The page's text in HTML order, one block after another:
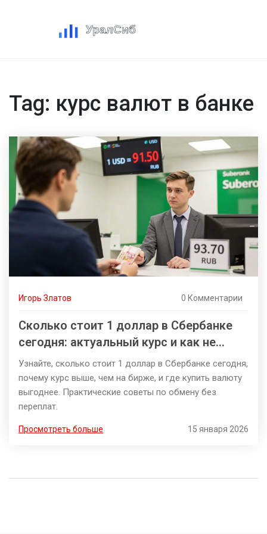
Tag: курс валют в банке
Игорь Златов 0 Комментарии
Сколько стоит 1 доллар в Сбербанке
сегодня: актуальный курс и как не
переплатить
Узнайте, сколько стоит 1 доллар в Сбербанке сегодня,
почему курс выше, чем на бирже, и где купить валюту
выгоднее. Практические советы по обмену без
переплат.
Просмотреть больше 15 января 2026